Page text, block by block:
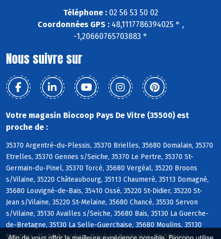
Téléphone :02 56 53 50 02
Coordonnées GPS :48,1117786394025 ° ,
-1,20660765703883 °
Nous suivre sur
Votre magasin Biocoop Pays De Vitre (35500) est
proche de :
35370 Argentré-du-Plessis, 35370 Brielles, 35680 Domalain, 35370
Etrelles, 35370 Gennes s/Seiche, 35370 Le Pertre, 35370 St-
Germain-du-Pinel, 35370 Torcé, 35680 Vergéal, 35220 Broons
s/Vilaine, 35220 Châteaubourg, 35113 Chaumeré, 35113 Domagné,
35680 Louvigné-de-Bais, 35410 Ossé, 35220 St-Didier, 35220 St-
Jean s/Vilaine, 35220 St-Melaine, 35680 Chancé, 35530 Servon
s/Vilaine, 35130 Availles s/Seiche, 35680 Bais, 35130 La Guerche-
de-Bretagne, 35130 La Selle-Guerchaise, 35680 Moulins, 35130
Moutiers, 35450 Dourdain, 35340 La Bouëxière, 35450 Livré